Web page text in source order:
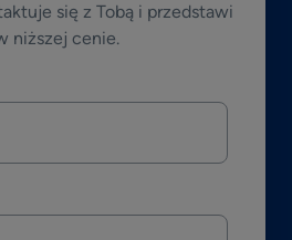
się z Tobą i przedstawi
niższej cenie.